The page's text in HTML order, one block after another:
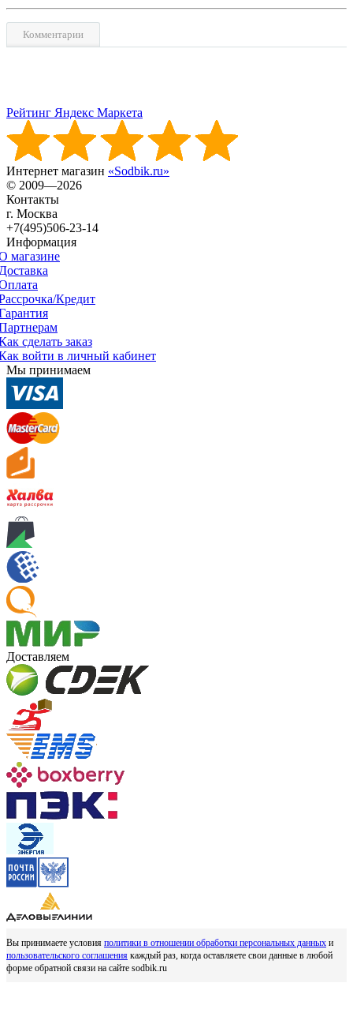
Комментарии
Рейтинг Яндекс Маркета
Интернет магазин «Sodbik.ru»
© 2009—2026
Контакты
г. Москва
+7(495)506-23-14
Информация
магазине
Кредит
сделать заказ
войти в личный кабинет
Мы принимаем
Доставляем
Вы принимаете условия политики в отношении обработки персональных данных и
пользовательского соглашения каждый раз, когда оставляете свои данные в любой
форме обратной связи на сайте sodbik.ru